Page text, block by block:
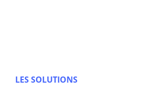
LES SOLUTIONS